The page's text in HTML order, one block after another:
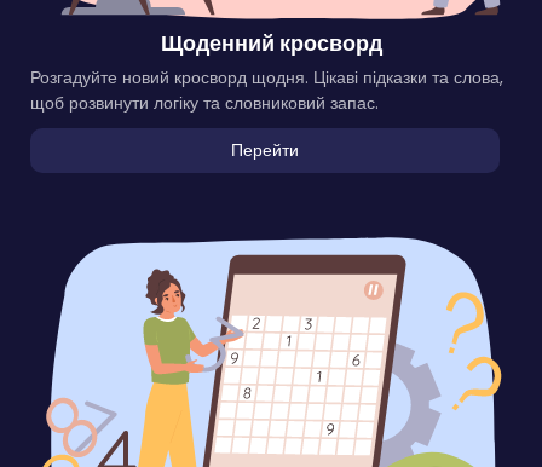
Щоденний кросворд
Розгадуйте новий кросворд щодня. Цікаві підказки та слова,
щоб розвинути логіку та словниковий запас.
Перейти